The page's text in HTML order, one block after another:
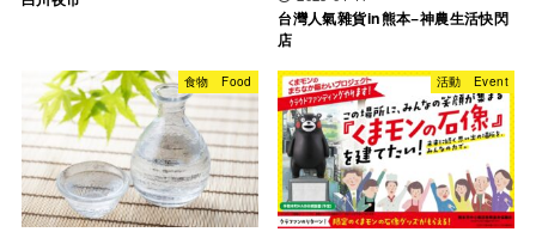
台灣人氣雜貨in熊本−神農生活快閃
店
食物 Food 活動 Event